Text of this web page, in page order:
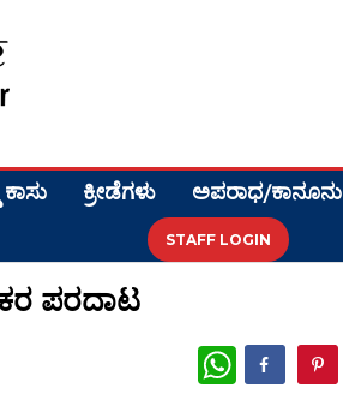
ಕಾಸು ಕ್ರೀಡೆಗಳು ಅಪರಾಧ/ಕಾನೂನು
STAFF LOGIN
ಪರದಾಟ
WhatsApp